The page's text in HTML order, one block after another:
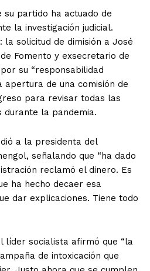
su partido ha actuado de
la investigación judicial.
la solicitud de dimisión a José
Fomento y exsecretario de
su “responsabilidad
apertura de una comisión de
para revisar todas las
durante la pandemia.
a la presidenta del
señalando que “ha dado
reclamó el dinero. Es
ha hecho decaer esa
dar explicaciones. Tiene todo
líder socialista afirmó que “la
de intoxicación que